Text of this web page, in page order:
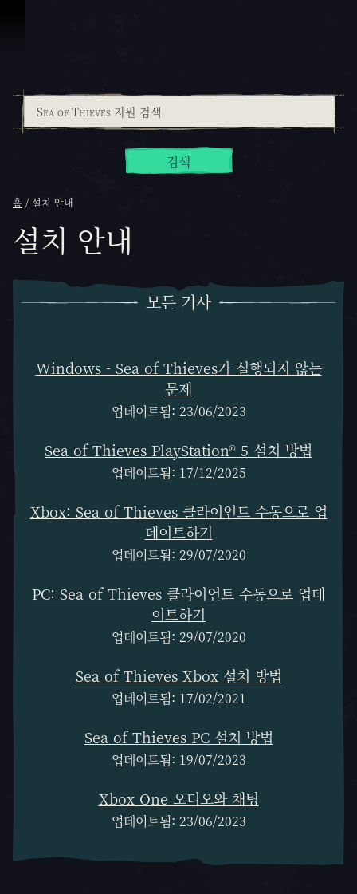
검색
홈 설치 안내
설치 안내
모든 기사
Windows - Sea of Thieves가 실행되지 않는
문제
업데이트됨: 23/06/2023
Sea of Thieves PlayStation® 5 설치 방법
업데이트됨: 17/12/2025
Xbox: Sea of Thieves 클라이언트 수동으로 업
데이트하기
업데이트됨: 29/07/2020
PC: Sea of Thieves 클라이언트 수동으로 업데
이트하기
업데이트됨: 29/07/2020
Sea of Thieves Xbox 설치 방법
업데이트됨: 17/02/2021
Sea of Thieves PC 설치 방법
업데이트됨: 19/07/2023
Xbox One 오디오와 채팅
업데이트됨: 23/06/2023